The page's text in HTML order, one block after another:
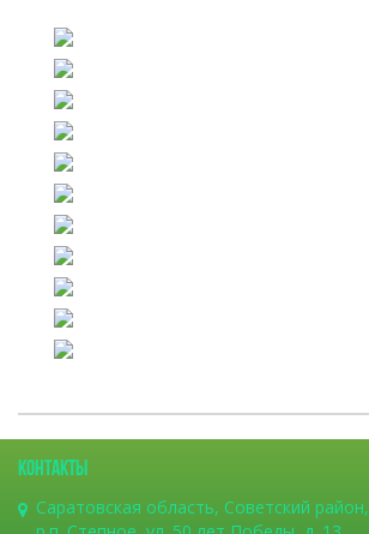
КОНТАКТЫ
Саратовская область, Советский район,